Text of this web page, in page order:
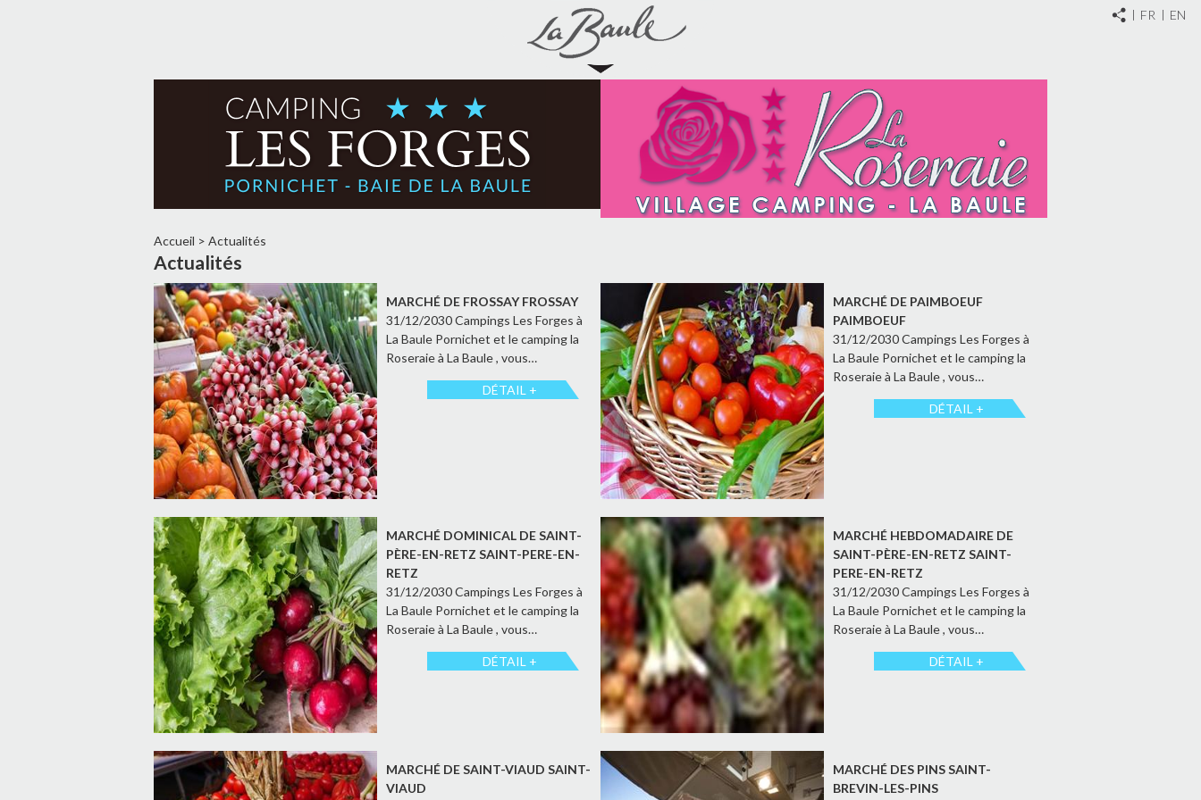
FR EN
Accueil > Actualités
Actualités
MARCHÉ DE FROSSAY FROSSAY
31/12/2030 Campings Les Forges à
La Baule Pornichet et le camping la
Roseraie à La Baule , vous…
DÉTAIL +
MARCHÉ DE PAIMBOEUF
PAIMBOEUF
31/12/2030 Campings Les Forges à
La Baule Pornichet et le camping la
Roseraie à La Baule , vous…
DÉTAIL +
MARCHÉ DOMINICAL DE SAINT-
PÈRE-EN-RETZ SAINT-PERE-EN-
RETZ
31/12/2030 Campings Les Forges à
La Baule Pornichet et le camping la
Roseraie à La Baule , vous…
DÉTAIL +
MARCHÉ HEBDOMADAIRE DE
SAINT-PÈRE-EN-RETZ SAINT-
PERE-EN-RETZ
31/12/2030 Campings Les Forges à
La Baule Pornichet et le camping la
Roseraie à La Baule , vous…
DÉTAIL +
MARCHÉ DE SAINT-VIAUD SAINT-
VIAUD
MARCHÉ DES PINS SAINT-
BREVIN-LES-PINS